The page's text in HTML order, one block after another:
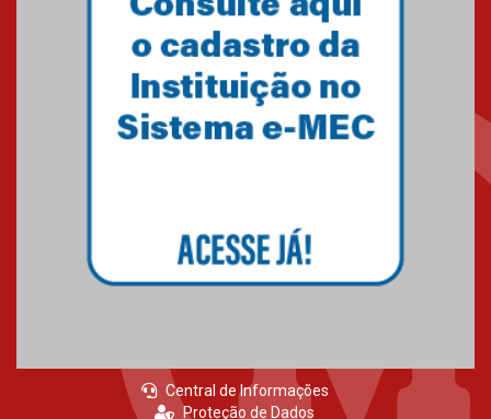
Central de Informações
Proteção de Dados